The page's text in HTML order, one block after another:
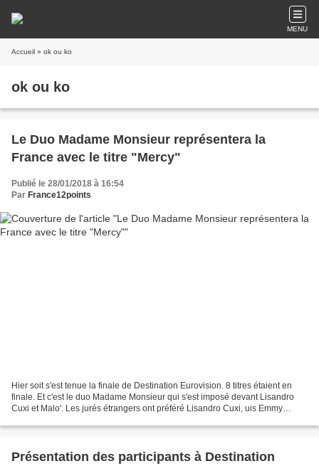
MENU
Accueil » ok ou ko
ok ou ko
Le Duo Madame Monsieur représentera la
France avec le titre "Mercy"
Publié le 28/01/2018 à 16:54
Par France12points
Hier soit s'est tenue la finale de Destination Eurovision. 8 titres étaient en
finale. Et c'est le duo Madame Monsieur qui s'est imposé devant Lisandro
Cuxi et Malo'. Les jurés étrangers ont préféré Lisandro Cuxi, uis Emmy
Présentation des participants à Destination